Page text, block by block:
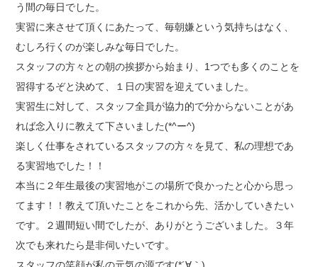
う間の毎日でした。
実習に来させて頂くにあたって、毎朝嫌という気持ちはなく、
むしろ行くのが楽しみな毎日でした。
スタッフの方々との朝の挨拶から始まり、1つでも多くのことを
習得するぞと決めて、１日の実習を迎えていました。
実習生に対して、スタッフ全員が協力的で分からないことがあ
れば念入りに教えて下さいました(*^ー^)
楽しく仕事をされているスタッフの方々を見て、私の理想であ
る実習地でした！！
本当に２年生最後の実習地がこの場所で良かったと心から思っ
てます！！教えて頂いたことをこれから先、活かしていきたい
です。２週間短い間でしたが、ありがとうございました。３年
次でも来れたら是非伺いたいです。
スタッフの笑顔が私の元気の源です(*´∀｀)